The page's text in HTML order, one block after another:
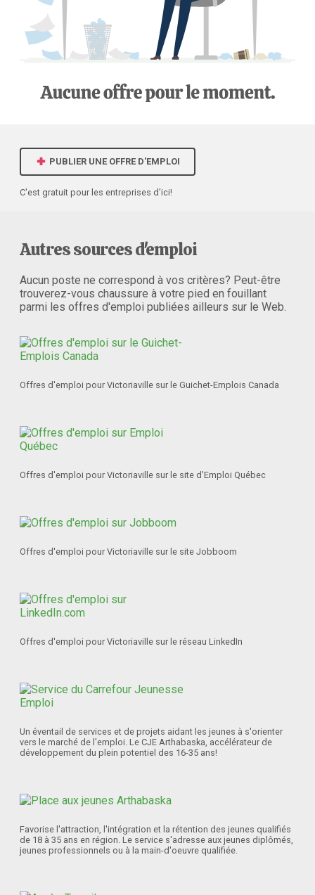
PUBLIER UNE OFFRE D'EMPLOI
C'est gratuit pour les entreprises d'ici!
Autres sources d'emploi
Aucun poste ne correspond à vos critères? Peut-être
trouverez-vous chaussure à votre pied en fouillant
parmi les offres d'emploi publiées ailleurs sur le Web.
Offres d'emploi pour Victoriaville sur le Guichet-Emplois Canada
Offres d'emploi pour Victoriaville sur le site d'Emploi Québec
Offres d'emploi pour Victoriaville sur le site Jobboom
Offres d'emploi pour Victoriaville sur le réseau LinkedIn
Un éventail de services et de projets aidant les jeunes à s'orienter
vers le marché de l'emploi. Le CJE Arthabaska, accélérateur de
développement du plein potentiel des 16-35 ans!
Favorise l'attraction, l'intégration et la rétention des jeunes qualifiés
de 18 à 35 ans en région. Le service s'adresse aux jeunes diplômés,
jeunes professionnels ou à la main-d'oeuvre qualifiée.